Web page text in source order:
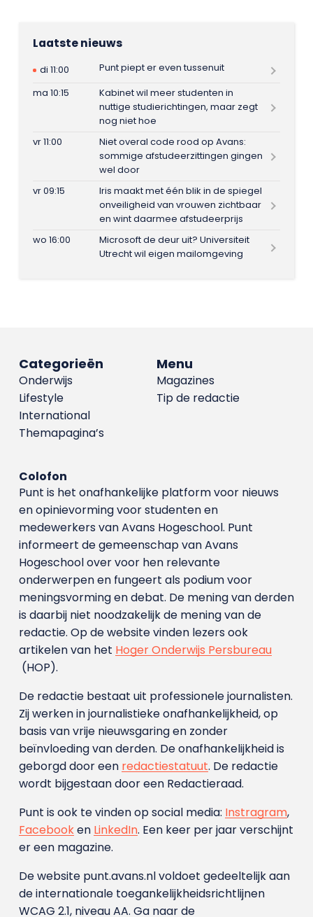
Laatste nieuws
di 11:00
Punt piept er even tussenuit
ma 10:15
Kabinet wil meer studenten in
nuttige studierichtingen, maar zegt
nog niet hoe
vr 11:00
Niet overal code rood op Avans:
sommige afstudeerzittingen gingen
wel door
vr 09:15
Iris maakt met één blik in de spiegel
onveiligheid van vrouwen zichtbaar
en wint daarmee afstudeerprijs
wo 16:00
Microsoft de deur uit? Universiteit
Utrecht wil eigen mailomgeving
Menu
Magazines
Tip de redactie
Categorieën
Onderwijs
Lifestyle
International
Themapagina’s
Colofon
Punt is het onafhankelijke platform voor nieuws
en opinievorming voor studenten en
medewerkers van Avans Hoge­school. Punt
informeert de gemeenschap van Avans
Hogeschool over voor hen relevante
onderwerpen en fungeert als podium voor
meningsvorming en debat. De mening van derden
is daarbij niet noodzakelijk de mening van de
redactie. Op de website vinden lezers ook
artikelen van het Hoger Onderwijs Persbureau
(HOP).
De redactie bestaat uit professionele journalisten.
Zij werken in journalistieke onafhankelijkheid, op
basis van vrije nieuwsgaring en zonder
beïnvloeding van derden. De onafhankelijkheid is
geborgd door een redactiestatuut. De redactie
wordt bijgestaan door een Redactieraad.
Punt is ook te vinden op social media: Instragram,
Facebooken LinkedIn. Een keer per jaar verschijnt
er een magazine.
De website punt.avans.nl voldoet gedeeltelijk aan
de internationale toegankelijkheidsrichtlijnen
WCAG 2.1, niveau AA. Ga naar de